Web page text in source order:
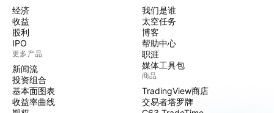
经济
收益
股利
IPO
更多产品
新闻流
投资组合
基本面图表
收益率曲线
我们是谁
太空任务
博客
帮助中心
职涯
媒体工具包
商品
TradingView商店
交易者塔罗牌